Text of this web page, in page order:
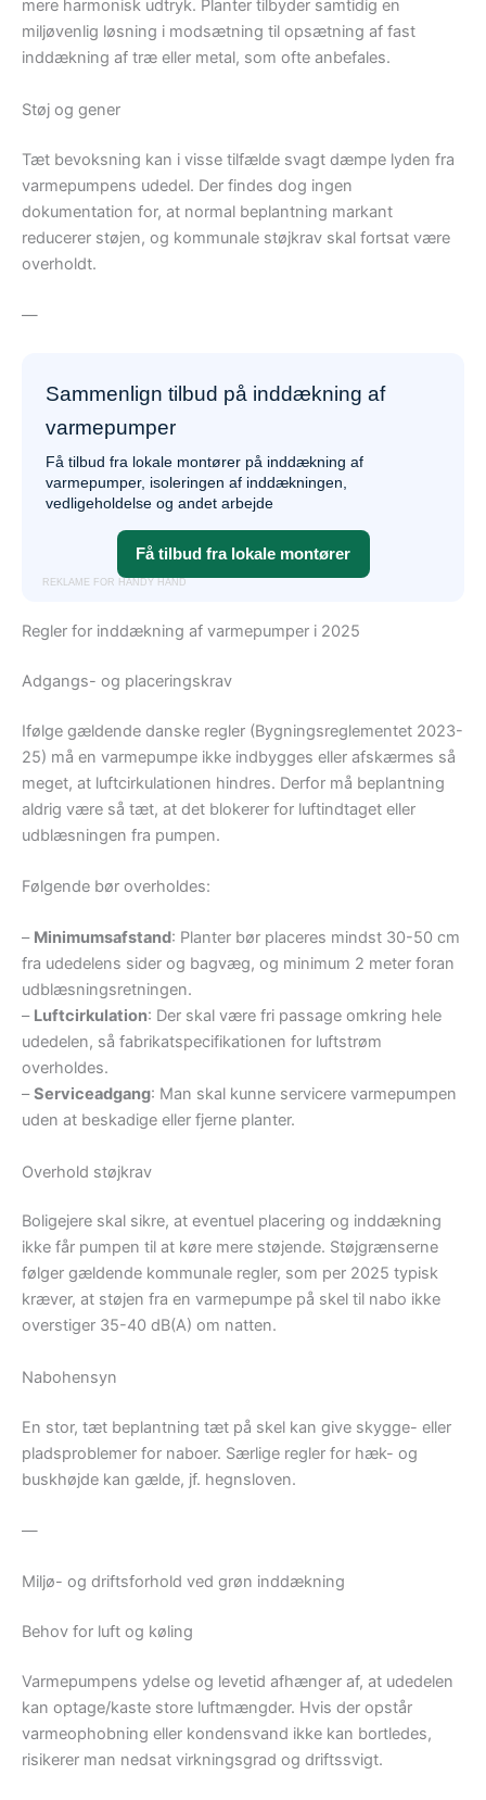
mere harmonisk udtryk. Planter tilbyder samtidig en
miljøvenlig løsning i modsætning til opsætning af fast
inddækning af træ eller metal, som ofte anbefales.
Støj og gener
Tæt bevoksning kan i visse tilfælde svagt dæmpe lyden fra
varmepumpens udedel. Der findes dog ingen
dokumentation for, at normal beplantning markant
reducerer støjen, og kommunale støjkrav skal fortsat være
overholdt.
—
REKLAME FOR HANDY HAND
Sammenlign tilbud på inddækning af
varmepumper
Få tilbud fra lokale montører på inddækning af
varmepumper, isoleringen af inddækningen,
vedligeholdelse og andet arbejde
Få tilbud fra lokale montører
Regler for inddækning af varmepumper i 2025
Adgangs- og placeringskrav
Ifølge gældende danske regler (Bygningsreglementet 2023-
25) må en varmepumpe ikke indbygges eller afskærmes så
meget, at luftcirkulationen hindres. Derfor må beplantning
aldrig være så tæt, at det blokerer for luftindtaget eller
udblæsningen fra pumpen.
Følgende bør overholdes:
– Minimumsafstand: Planter bør placeres mindst 30-50 cm
fra udedelens sider og bagvæg, og minimum 2 meter foran
udblæsningsretningen.
– Luftcirkulation: Der skal være fri passage omkring hele
udedelen, så fabrikatspecifikationen for luftstrøm
overholdes.
–Serviceadgang: Man skal kunne servicere varmepumpen
uden at beskadige eller fjerne planter.
Overhold støjkrav
Boligejere skal sikre, at eventuel placering og inddækning
ikke får pumpen til at køre mere støjende. Støjgrænserne
følger gældende kommunale regler, som per 2025 typisk
kræver, at støjen fra en varmepumpe på skel til nabo ikke
overstiger 35-40 dB(A) om natten.
Nabohensyn
En stor, tæt beplantning tæt på skel kan give skygge- eller
pladsproblemer for naboer. Særlige regler for hæk- og
buskhøjde kan gælde, jf. hegnsloven.
—
Miljø- og driftsforhold ved grøn inddækning
Behov for luft og køling
Varmepumpens ydelse og levetid afhænger af, at udedelen
kan optage/kaste store luftmængder. Hvis der opstår
varmeophobning eller kondensvand ikke kan bortledes,
risikerer man nedsat virkningsgrad og driftssvigt.